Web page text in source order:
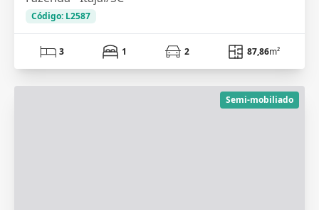
Código: L2587
3 1 2 87,86m²
Semi-mobiliado